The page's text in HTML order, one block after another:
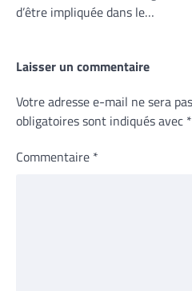
d’être impliquée dans le…
Laisser un commentaire
Votre adresse e-mail ne sera
obligatoires sont indiqués avec *
Commentaire *